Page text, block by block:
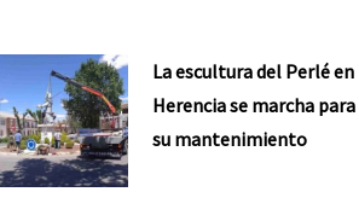
La escultura del Perlé en
Herencia se marcha para
su mantenimiento